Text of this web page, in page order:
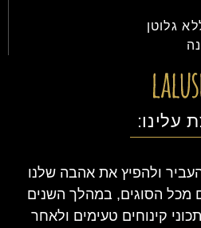
גלוטן
עלינו:
ולהפיץ את אהבה שלנו
מכל הסוגים, במהלך השנים
קינוחים טעימים ולאחר